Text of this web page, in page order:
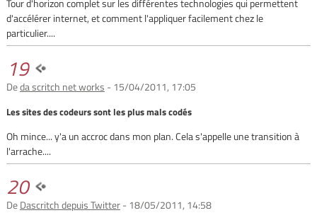
d'accélérer internet, et comment l'appliquer facilement chez le
particulier....
19
Deda scritch net works - 15/04/2011, 17:05
Les sites des codeurs sont les plus mals codés
Oh mince... y'a un accroc dans mon plan. Cela s'appelle une transition à
l'arrache....
20
DeDascritch depuis Twitter- 18/05/2011, 14:58